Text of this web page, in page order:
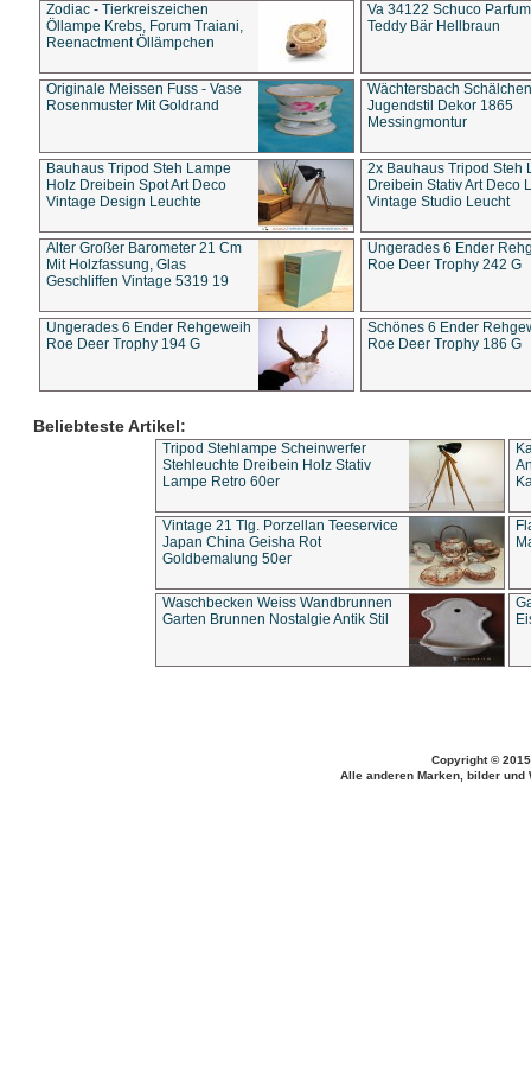
Zodiac - Tierkreiszeichen
Öllampe Krebs, Forum Traiani,
Reenactment Öllämpchen
Va 34122 Schuco
Teddy Bär Hellbraun
Originale Meissen Fuss - Vase
Rosenmuster Mit Goldrand
Wächtersbach Schälchen
Jugendstil Dekor 1865
Messingmontur
Bauhaus Tripod Steh Lampe
Holz Dreibein Spot Art Deco
Vintage Design Leuchte
2x Bauhaus Tripod Steh
Dreibein Stativ Art Deco
Vintage Studio Leucht
Alter Großer Barometer 21 Cm
Mit Holzfassung, Glas
Geschliffen Vintage 5319 19
Ungerades 6 Ender
Roe Deer Trophy 242 G
Ungerades 6 Ender Rehgeweih
Roe Deer Trophy 194 G
Schönes 6 Ender
Roe Deer Trophy 186 G
Beliebteste Artikel:
Tripod Stehlampe Scheinwerfer
Stehleuchte Dreibein Holz Stativ
Lampe Retro 60er
Vintage 21 Tlg. Porzellan Teeservice
Japan China Geisha Rot
Goldbemalung 50er
Waschbecken Weiss Wandbrunnen
Garten Brunnen Nostalgie Antik Stil
Copyright ©
Alle anderen Marken, bilder und